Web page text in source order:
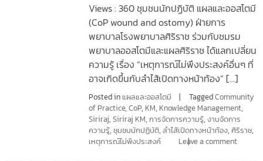
Views : 360 ชุมชนนักปฏิบัติ แผลและออสโตมี
(CoP wound and ostomy) ฝ่ายการ
พยาบาลโรงพยาบาลศิริราช ร่วมกับชมรม
พยาบาลออสโตมีและแผลศิริราช ได้แลกเปลี่ยน
ความรู้ เรื่อง “เหตุการณ์ไม่พึงประสงค์อื่นๆ ที่
อาจเกิดขึ้นกับลำไส้เปิดทางหน้าท้อง” […]
Posted in แผลและออสโตมี TaggedCommunity
of Practice,CoP, KM, Knowledge Management,
Siriraj,Siriraj KM,การจัดการความรู้,งานจัดการ
ความรู้,ชุมชนนักปฏิบัติ,ลำไส้เปิดทางหน้าท้อง, ศิริราช,
เหตุการณ์ไม่พึงประสงค์
Leave a comment